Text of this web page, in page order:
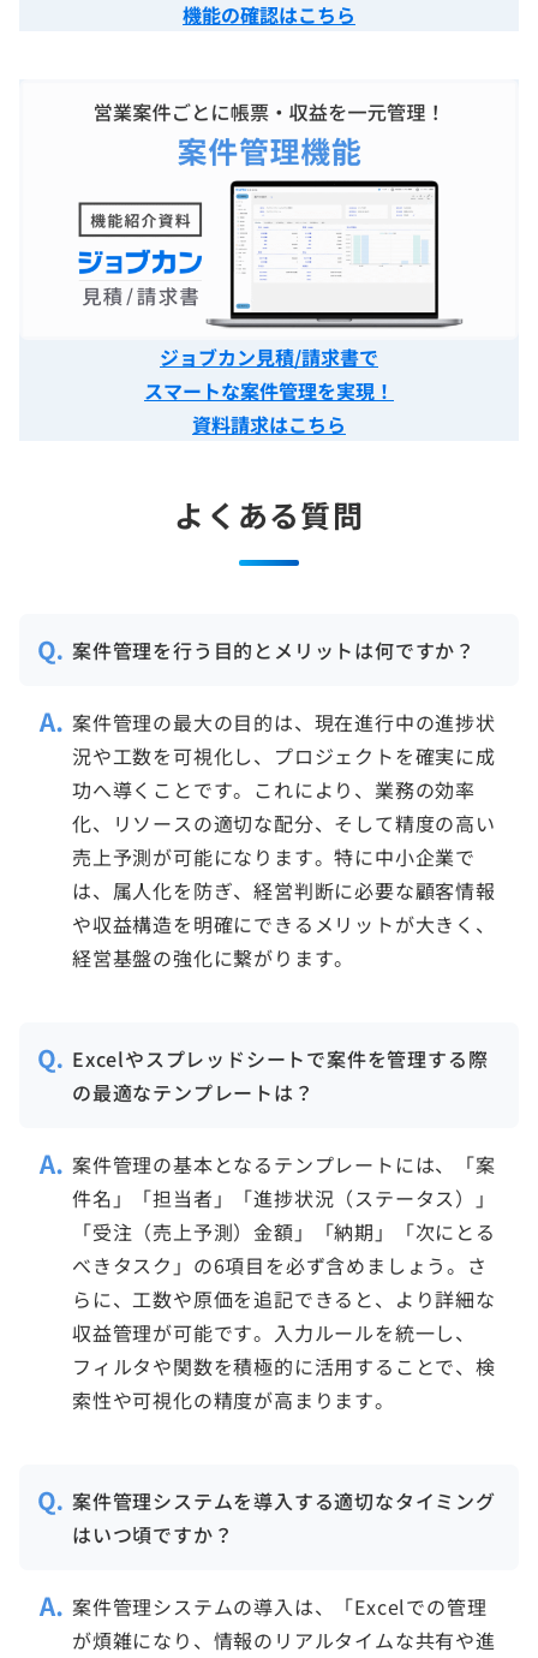
機能の確認はこちら
ジョブカン見積/請求書で
スマートな案件管理を実現！
資料請求はこちら
よくある質問
案件管理を行う目的とメリットは何ですか？
案件管理の最大の目的は、現在進行中の進捗状
況や工数を可視化し、プロジェクトを確実に成
功へ導くことです。これにより、業務の効率
化、リソースの適切な配分、そして精度の高い
売上予測が可能になります。特に中小企業で
は、属人化を防ぎ、経営判断に必要な顧客情報
や収益構造を明確にできるメリットが大きく、
Excelやスプレッドシートで案件を管理する際
の最適なテンプレートは？
案件管理の基本となるテンプレートには、「案
件名」「担当者」「進捗状況（ステータス）」
「受注（売上予測）金額」「納期」「次にとる
べきタスク」の6項目を必ず含めましょう。さ
らに、工数や原価を追記できると、より詳細な
収益管理が可能です。入力ルールを統一し、
フィルタや関数を積極的に活用することで、検
索性や可視化の精度が高まります。
案件管理システムを導入する適切なタイミング
はいつ頃ですか？
案件管理システムの導入は、「Excelでの管理
が煩雑になり、情報のリアルタイムな共有や進